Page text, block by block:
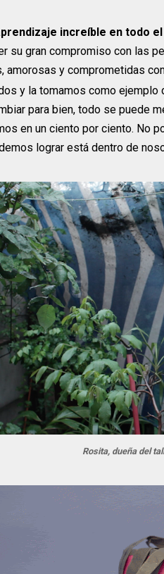
increíble en todo
su gran compromiso con las
amorosas y comprometidas
y la tomamos como ejemplo
para bien, todo se puede
en un ciento por ciento. No
lograr está dentro de
Rosita, dueña del